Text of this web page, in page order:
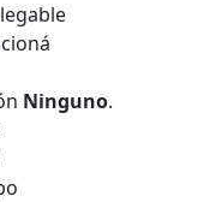
Ninguno.